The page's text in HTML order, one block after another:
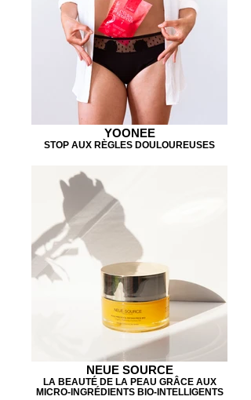
YOONEE
STOP AUX RÈGLES DOULOUREUSES
NEUE SOURCE
LA BEAUTÉ DE LA PEAU GRÂCE AUX
MICRO-INGRÉDIENTS BIO-INTELLIGENTS